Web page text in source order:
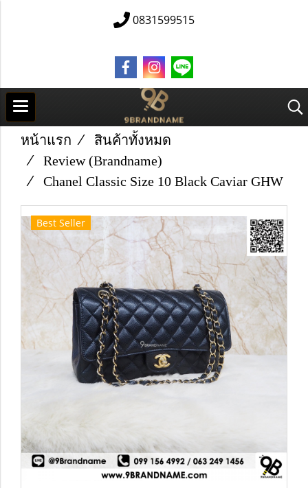
0831599515
หน้าแรก
สินค้าทั้งหมด
Review (Brandname)
Chanel Classic Size 10 Black Caviar GHW
Best Seller